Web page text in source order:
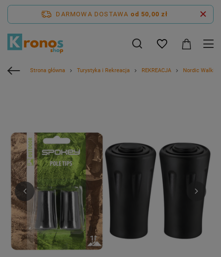
DARMOWA DOSTAWA od 50,00 zł
Strona główna Turystyka i Rekreacja REKREACJA Nordic Walking